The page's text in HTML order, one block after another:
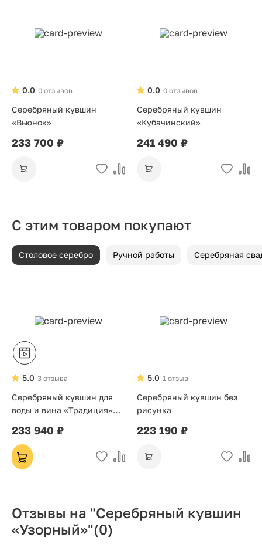
0 отзывов
0.0
Серебряный кувшин
«Вьюнок»
233 700 ₽
0 отзывов
0.0
Серебряный кувшин
«Кубачинский»
241 490 ₽
С этим товаром покупают
Столовое серебро Ручной работы Серебряная
3 отзыва
5.0
Серебряный кувшин для
воды и вина «Традиция»
— столовое серебро,
подарок на свадьбу и
юбилей
233 940 ₽
1 отзыв
5.0
Серебряный кувшин без
рисунка
223 190 ₽
Отзывы на "Серебряный кувшин
«Узорный»"(0)